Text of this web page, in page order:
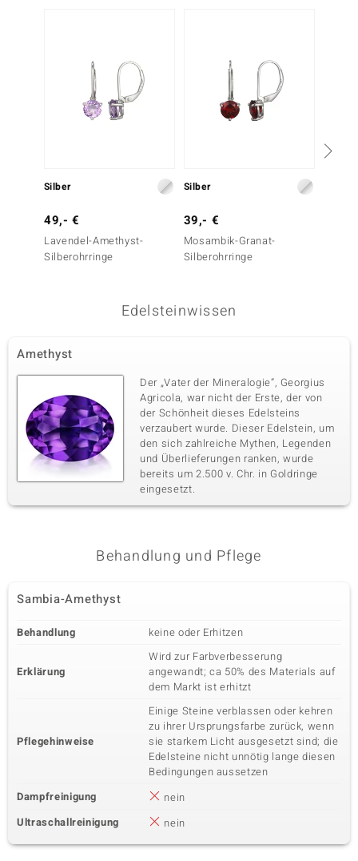
Silber
49,- €
Lavendel-Amethyst-
Silberohrringe
Silber
39,- €
Mosambik-Granat-
Silberohrringe
Edelsteinwissen
Amethyst
Der „Vater der Mineralogie“, Georgius
Agricola, war nicht der Erste, der von
der Schönheit dieses Edelsteins
verzaubert wurde. Dieser Edelstein, um
den sich zahlreiche Mythen, Legenden
und Überlieferungen ranken, wurde
bereits um 2.500 v. Chr. in Goldringe
eingesetzt.
Behandlung und Pflege
Sambia-Amethyst
Behandlung keine oder Erhitzen
Erklärung
Wird zur Farbverbesserung
angewandt; ca 50% des Materials auf
dem Markt ist erhitzt
Pflegehinweise
Einige Steine verblassen oder kehren
zu ihrer Ursprungsfarbe zurück, wenn
sie starkem Licht ausgesetzt sind; die
Edelsteine nicht unnötig lange diesen
Bedingungen aussetzen
Dampfreinigung
nein
Ultraschallreinigung
nein